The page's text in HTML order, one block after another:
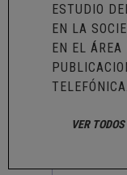
ESTUDIO
EN LA
EN EL ÁREA
TELEFÓNICA.
VER